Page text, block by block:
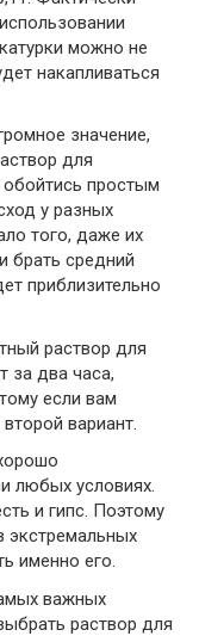
можно не
накапливаться
значение,
для
обойтись простым
у разных
того, даже их
брать средний
приблизительно
раствор для
за два часа,
если вам
вариант.
любых условиях.
и гипс. Поэтому
экстремальных
именно его.
важных
раствор для